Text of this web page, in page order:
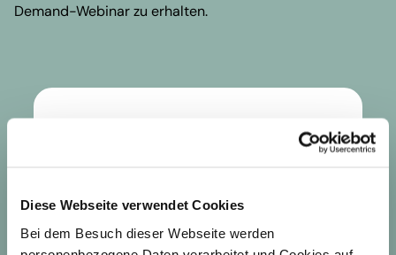
Diese Webseite verwendet Cookies
Bei dem Besuch dieser Webseite werden
Demand-Webinar zu erhalten.